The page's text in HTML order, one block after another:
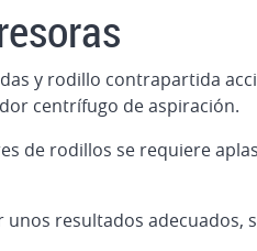
y rodillo contrapartida
centrífugo de aspiración.
de rodillos se requiere
resultados adecuados,